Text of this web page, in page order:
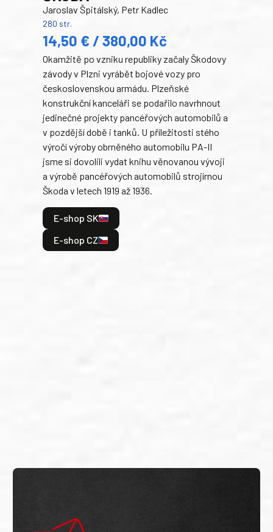
Jaroslav Špitálský, Petr Kadlec
280 str.
14,50 € / 380,00 Kč
Okamžitě po vzniku republiky začaly Škodovy
závody v Plzni vyrábět bojové vozy pro
československou armádu. Plzeňské
konstrukční kanceláři se podařilo navrhnout
jedinečné projekty pancéřových automobilů a
v pozdější době i tanků. U příležitosti stého
výročí výroby obrněného automobilu PA-II
jsme si dovolili vydat knihu věnovanou vývoji
a výrobě pancéřových automobilů strojírnou
Škoda v letech 1919 až 1936.
E-shop SK
E-shop CZ